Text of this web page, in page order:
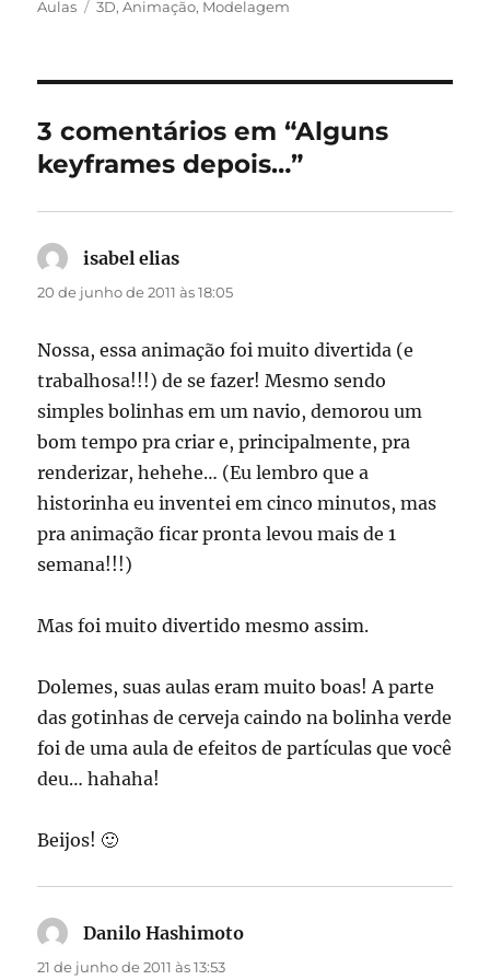
em
Aulas
Tags
3D,Animação, Modelagem
3 comentários em “Alguns
keyframes depois…”
isabel elias
20 de junho de 2011 às 18:05
Nossa, essa animação foi muito divertida (e
trabalhosa!!!) de se fazer! Mesmo sendo
simples bolinhas em um navio, demorou um
bom tempo pra criar e, principalmente, pra
renderizar, hehehe… (Eu lembro que a
historinha eu inventei em cinco minutos, mas
pra animação ficar pronta levou mais de 1
semana!!!)
Mas foi muito divertido mesmo assim.
Dolemes, suas aulas eram muito boas! A parte
das gotinhas de cerveja caindo na bolinha verde
foi de uma aula de efeitos de partículas que você
deu… hahaha!
Beijos! 🙂
Danilo Hashimoto
21 de junho de 2011 às 13:53